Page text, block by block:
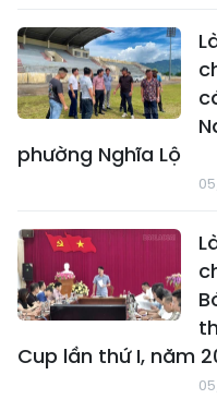
phường Nghĩa Lộ
Cup lần thứ I, năm